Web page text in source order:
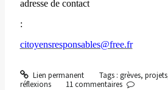
adresse de contact
:
citoyensresponsables@free.fr
Lien permanent Tags : grèves, projets
réflexions
11commentaires